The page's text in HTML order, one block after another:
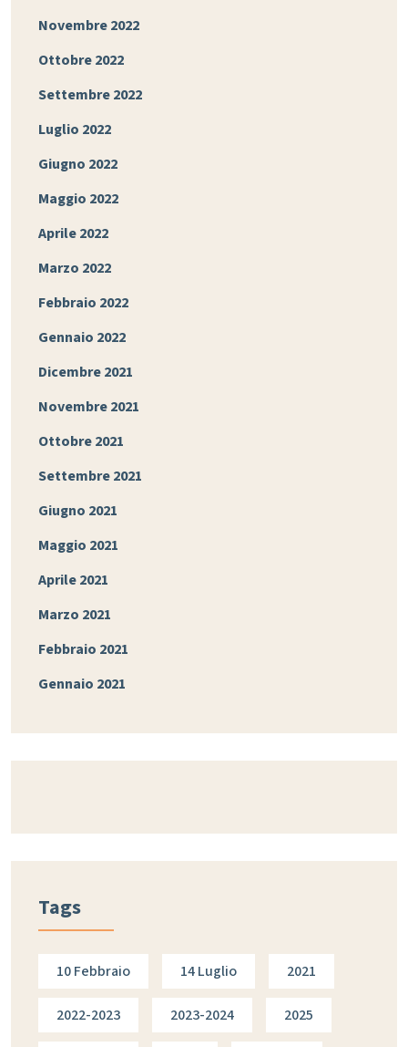
Novembre 2022
Ottobre 2022
Settembre 2022
Luglio 2022
Giugno 2022
Maggio 2022
Aprile 2022
Marzo 2022
Febbraio 2022
Gennaio 2022
Dicembre 2021
Novembre 2021
Ottobre 2021
Settembre 2021
Giugno 2021
Maggio 2021
Aprile 2021
Marzo 2021
Febbraio 2021
Gennaio 2021
Tags
10 Febbraio 14 Luglio 2021
2022-2023 2023-2024 2025